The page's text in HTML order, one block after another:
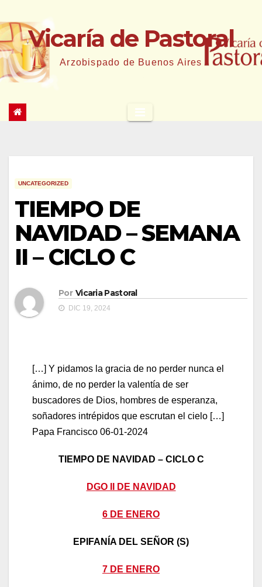
al
contenidoVicaría de Pastoral
Arzobispado de Buenos Aires
UNCATEGORIZED
TIEMPO DE
NAVIDAD – SEMANA
II – CICLO C
Por Vicaria Pastoral
DIC 19, 2024
[…] Y pidamos la gracia de no perder nunca el
ánimo, de no perder la valentía de ser
buscadores de Dios, hombres de esperanza,
soñadores intrépidos que escrutan el cielo […]
Papa Francisco 06-01-2024
TIEMPO DE NAVIDAD – CICLO C
DGO II DE NAVIDAD
6 DE ENERO
EPIFANÍA DEL SEÑOR (S)
7 DE ENERO